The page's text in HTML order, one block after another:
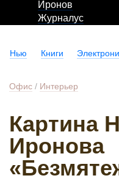
Иронов
Журналус
Нью Книги
Офис / Интерьер
Картина
Иронова